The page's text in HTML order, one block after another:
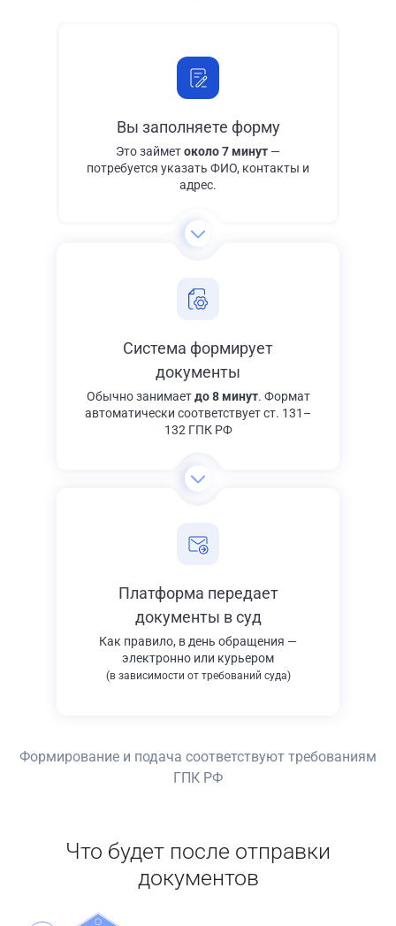
Вы заполняете форму
Это займетоколо 7 минут —
потребуется указать ФИО, контакты и
адрес.
Система формирует
документы
Обычно занимаетдо 8 минут. Формат
автоматически соответствует ст. 131–
132 ГПК РФ
Платформа передает
документы в суд
Как правило, в день обращения —
электронно или курьером
(в зависимости от требований суда)
Формирование и подача соответствуют требованиям
ГПК РФ
Что будет после отправки
документов